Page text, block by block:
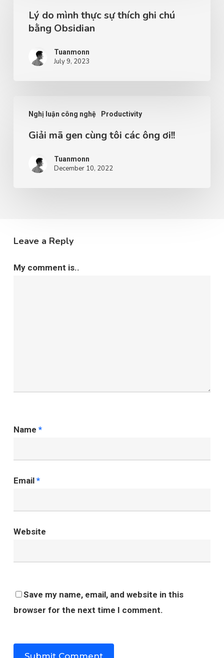
Lý do mình thực sự thích ghi chú
bằng Obsidian
Tuanmonn
July 9, 2023
Nghị luận công nghệ Productivity
Giải mã gen cùng tôi các ông ơi!!
Tuanmonn
December 10, 2022
Leave a Reply
My comment is..
Name *
Email *
Website
Save my name, email, and website in this
browser for the next time I comment.